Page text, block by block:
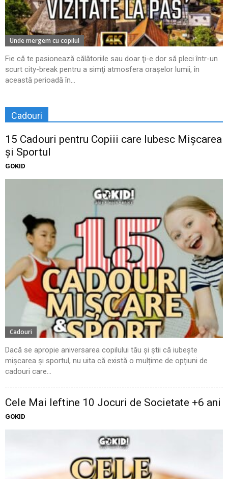
Unde mergem cu copilul
Fie că te pasionează călătoriile sau doar ţi-e dor să pleci într-un
scurt city-break pentru a simţi atmosfera oraşelor lumii, în
această perioadă în...
Cadouri
15 Cadouri pentru Copiii care Iubesc Mișcarea
și Sportul
GOKID
Cadouri
Dacă se apropie aniversarea copilului tău și știi că iubește
mișcarea și sportul, nu uita că există o mulțime de opțiuni de
cadouri care...
Cele Mai Ieftine 10 Jocuri de Societate +6 ani
GOKID